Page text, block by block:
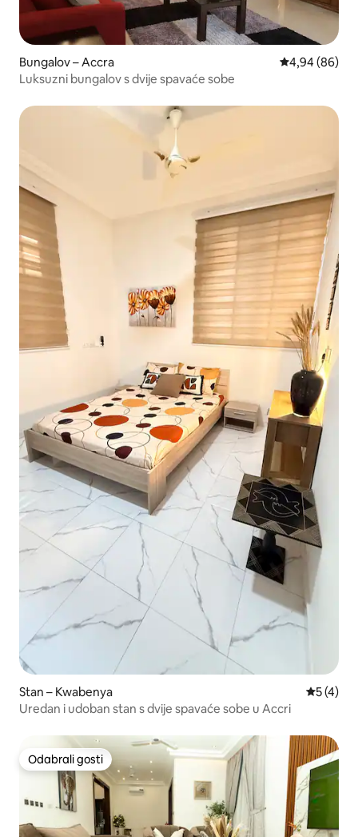
Bungalov – Accra Prosječna
4,94 (86)
Luksuzni bungalov s dvije spavaće sobe
Stan – Kwabenya
5 (4)
Uredan i udoban stan s dvije spavaće sobe u Accri
Odabrali gosti
Odabrali gosti